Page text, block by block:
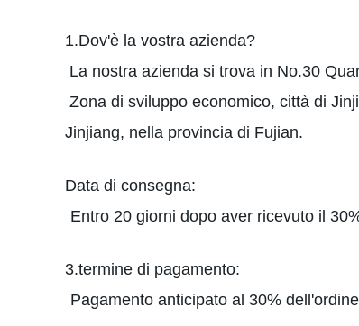
1.Dov'è la vostra azienda?
La nostra azienda si trova in No.30
Zona di sviluppo economico, città di
Jinjiang, nella provincia di Fujian.
Data di consegna:
Entro 20 giorni dopo aver ricevuto il
3.termine di pagamento:
Pagamento anticipato al 30%